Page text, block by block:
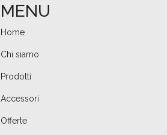
MENU
Home
Chi siamo
Prodotti
Accessori
Offerte